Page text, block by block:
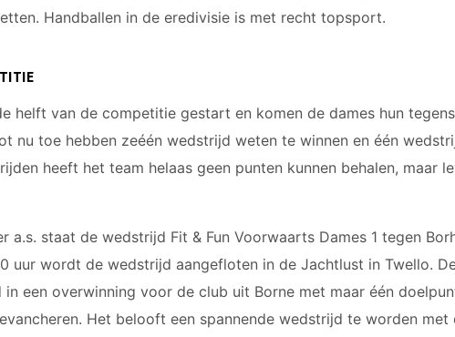
Handballen in de eredivisie is met recht topsport.
helft van de competitie gestart en komen de dames hun
nu toe hebben zeéén wedstrijd weten te winnen en één
heeft het team helaas geen punten kunnen behalen, maar
a.s. staat de wedstrijd Fit & Fun Voorwaarts Dames 1 tegen
uur wordt de wedstrijd aangefloten in de Jachtlust in Twello.
een overwinning voor de club uit Borne met maar één
Het belooft een spannende wedstrijd te worden met